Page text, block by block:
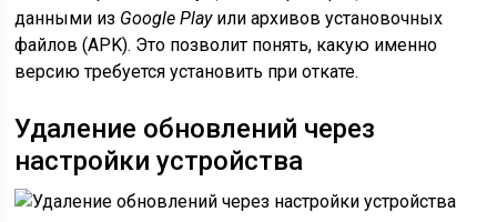
данными из Google Playили архивов установочных
файлов (APK). Это позволит понять, какую именно
версию требуется установить при откате.
Удаление обновлений через
настройки устройства